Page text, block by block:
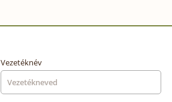
Vezetéknév